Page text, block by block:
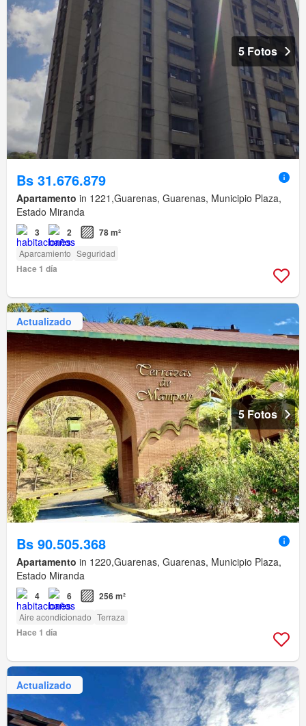
5 Fotos
Bs 31.676.879
Apartamento in 1221,Guarenas, Guarenas, Municipio Plaza,
Estado Miranda
3 2 78 m²
Aparcamiento Seguridad
Hace 1 día
Actualizado
5 Fotos
Bs 90.505.368
Apartamento in 1220,Guarenas, Guarenas, Municipio Plaza,
Estado Miranda
4 6 256 m²
Aire acondicionado Terraza
Hace 1 día
Actualizado